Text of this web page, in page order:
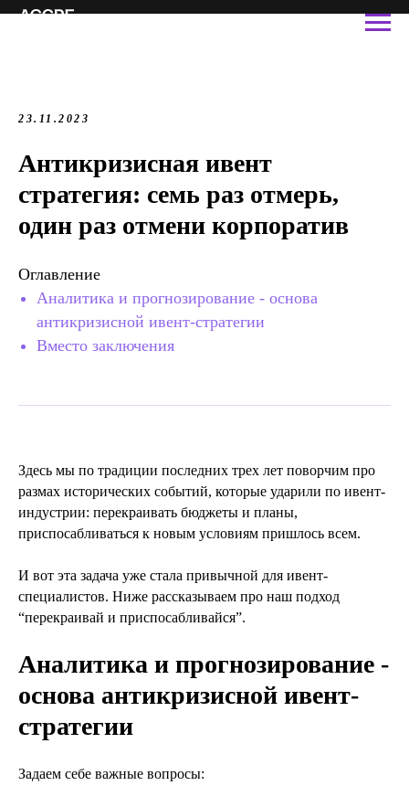
23.11.2023
Антикризисная ивент
стратегия: семь раз отмерь,
один раз отмени корпоратив
Оглавление
Аналитика и прогнозирование - основа
антикризисной ивент-стратегии
Вместо заключения
Здесь мы по традиции последних трех лет поворчим про
размах исторических событий, которые ударили по ивент-
индустрии: перекраивать бюджеты и планы,
приспосабливаться к новым условиям пришлось всем.
И вот эта задача уже стала привычной для ивент-
специалистов. Ниже рассказываем про наш подход
“перекраивай и приспосабливайся”.
Аналитика и прогнозирование -
основа антикризисной ивент-
стратегии
Задаем себе важные вопросы: